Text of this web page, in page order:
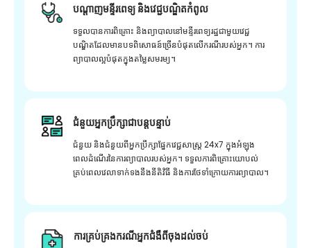
បណ្តាញមន្ទីរពេទ្យ និងវេជ្ជបណ្ឌិតកំពូល
ទទួលបានការពិគ្រោះ និងព្យាបាលនៅមន្ទីរពេទ្យរដ្ឋជាមួយវេជ្ជ
បណ្ឌិតដែលមានបទពិសោធន៍ច្រើនបំផុតលើករណីរបស់អ្នក។ ការ
ព្យាបាលល្អបំផុតក្នុងតម្លៃសមរម្យ។
ជំនួយអ្នកប្រឹក្សាជាបន្តបន្ទាប់
ជំនួយ និងជំនួយពីអ្នកប្រឹក្សាផ្នែកវេជ្ជសាស្រ្ត 24x7 ក្នុងអំឡុង
ពេលដំណើរនៃការព្យាបាលរបស់អ្នក។ ទទួលការពិគ្រោះយោបល់
គ្រប់ពេលវេលាទាក់ទងនឹងនីតិវិធី និងការថែទាំក្រោយការព្យាបាល។
ការគ្រប់គ្រងករណីអ្នកជំងឺពីចុងដល់ចប់